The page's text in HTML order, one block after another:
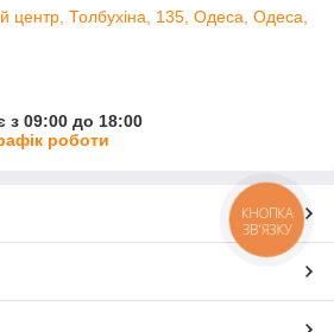
центр, Толбухіна, 135, Одеса, Одеса,
з 09:00 до 18:00
роботи
КНОПКА
ЗВ'ЯЗКУ